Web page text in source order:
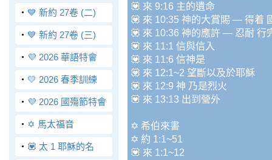
‧ 💙 新約 27卷 (二)
‧ 💙 新約 27卷 (三)
‧ 💜 2026 華語特會
‧ 💛 2026 春季訓練
‧ 💜 2026 國殤節特會
‧ ✡️ 馬太福音
‧ 💟 太 1 耶穌的名
💟 來 9:16 主的遺命
💟 來 10:35 神的大賞賜 — 得着
💟 來 10:36 神的應許 — 忍耐 行
💟 來 11:1 信與信入
💟 來 11:6 信神是
💟 來 12:1~2 望斷以及於耶穌
💟 來 12:9 神 乃是烈火
💟 來 13:13 出到營外
✡️ 希伯來書
✡️ 約 1:1~51
💟 來 1:1~12